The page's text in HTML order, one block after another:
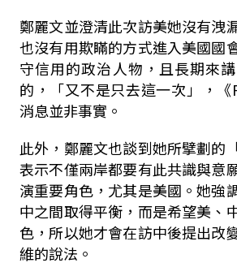
鄭麗文並澄清此次訪美她沒有洩
也沒有用欺瞞的方式進入美國國
守信用的政治人物，且長期來
的，「又不是只去這一次」，
消息並非事實。
此外，鄭麗文也談到她所擘劃的
表示不僅兩岸都要有此共識與意
演重要角色，尤其是美國。她強
中之間取得平衡，而是希望美、
色，所以她才會在訪中後提出改
維的說法。